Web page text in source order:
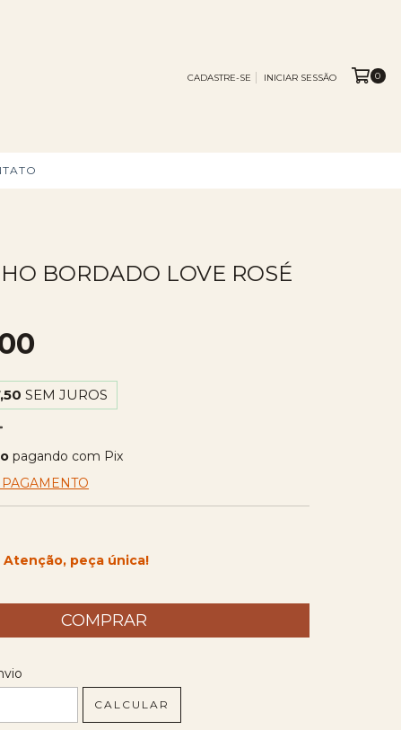
CADASTRE-SE INICIAR SESSÃO 0
BORDADO LOVE ROSÉ
SEM JUROS
pagando com Pix
Atenção, peça única!
CALCULAR